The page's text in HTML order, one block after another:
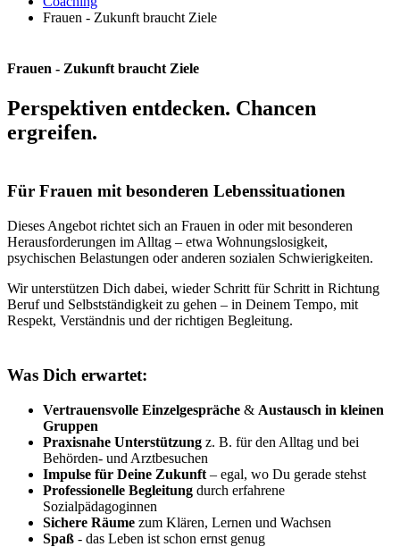
Frauen - Zukunft braucht Ziele
Frauen - Zukunft braucht Ziele
Perspektiven entdecken. Chancen
ergreifen.
Für Frauen mit besonderen Lebenssituationen
Dieses Angebot richtet sich an Frauen in oder mit besonderen
Herausforderungen im Alltag – etwa Wohnungslosigkeit,
psychischen Belastungen oder anderen sozialen Schwierigkeiten.
Wir unterstützen Dich dabei, wieder Schritt für Schritt in Richtung
Beruf und Selbstständigkeit zu gehen – in Deinem Tempo, mit
Respekt, Verständnis und der richtigen Begleitung.
Was Dich erwartet:
Vertrauensvolle Einzelgespräche & Austausch in kleinen
Gruppen
Praxisnahe Unterstützung z. B. für den Alltag und bei
Behörden- und Arztbesuchen
Impulse für Deine Zukunft – egal, wo Du gerade stehst
Professionelle Begleitung durch erfahrene
Sozialpädagoginnen
Sichere Räume zum Klären, Lernen und Wachsen
Spaß - das Leben ist schon ernst genug